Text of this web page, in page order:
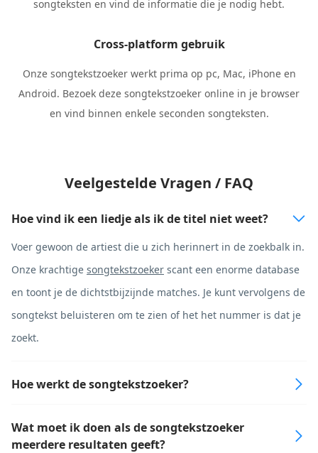
songteksten en vind de informatie die je nodig hebt.
Cross-platform gebruik
Onze songtekstzoeker werkt prima op pc, Mac, iPhone en
Android. Bezoek deze songtekstzoeker online in je browser
en vind binnen enkele seconden songteksten.
Veelgestelde Vragen / FAQ
Hoe vind ik een liedje als ik de titel niet weet?
Voer gewoon de artiest die u zich herinnert in de zoekbalk in.
Onze krachtige songtekstzoeker scant een enorme database
en toont je de dichtstbijzijnde matches. Je kunt vervolgens de
songtekst beluisteren om te zien of het het nummer is dat je
zoekt.
Hoe werkt de songtekstzoeker?
Wat moet ik doen als de songtekstzoeker
meerdere resultaten geeft?